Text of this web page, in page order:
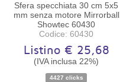
Disponibilità:Ordinabile
Sfera specchiata 30 cm 5x5
mm senza motore Mirrorball
Showtec 60430
Codice: 60430
Listino € 25,68
(IVA inclusa 22%)
4427 clicks